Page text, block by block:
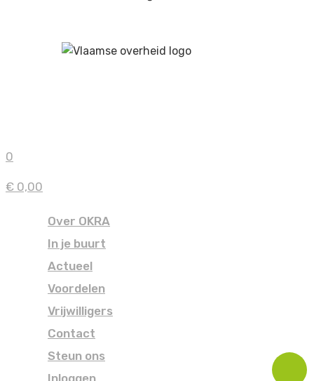
0
€ 0,00
Over OKRA
In je buurt
Actueel
Voordelen
Vrijwilligers
Contact
Steun ons
Inloggen